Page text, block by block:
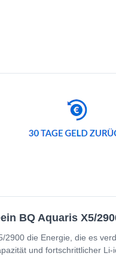
BQ Aquaris X5/
2900 die Energie, die es
und fortschrittlicher